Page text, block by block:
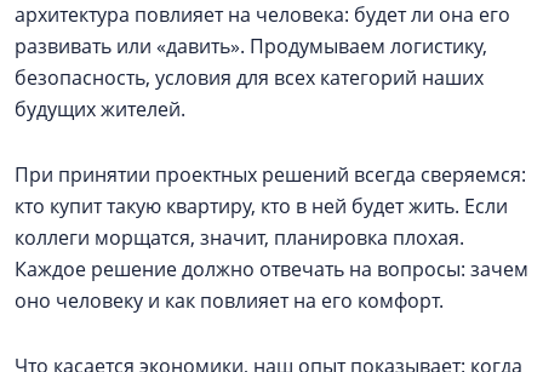
архитектура повлияет на человека: будет ли она его
развивать или «давить». Продумываем логистику,
безопасность, условия для всех категорий наших
будущих жителей.
При принятии проектных решений всегда сверяемся:
кто купит такую квартиру, кто в ней будет жить. Если
коллеги морщатся, значит, планировка плохая.
Каждое решение должно отвечать на вопросы: зачем
оно человеку и как повлияет на его комфорт.
Что касается экономики, наш опыт показывает: когда